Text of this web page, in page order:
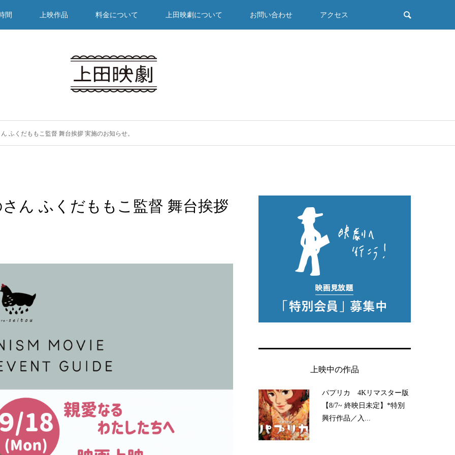
間 上映作品 料金について 上田映劇について お問い合わせ アクセス
ふくだももこ監督 舞台挨拶 実施のお知らせ。
ん ふくだももこ監督 舞台挨拶
上映中の作品
パプリカ 4Kリマスター版
【8/7~ 終映日未定】*特別
興行作品／入...